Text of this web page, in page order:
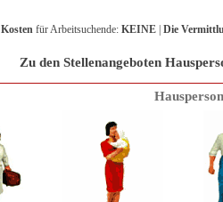
Kosten für Arbeitsuchende: KEINE Die
Zu den Stellenangeboten